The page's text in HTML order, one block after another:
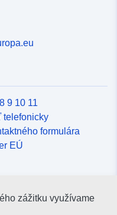
9 10 11
telefonicky
formulára
EÚ
zážitku využívame